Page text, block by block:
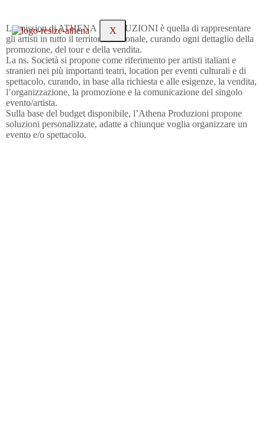
X
La mission di ATHENA PRODUZIONI è quella di rappresentare
gli artisti in tutto il territorio nazionale, curando ogni dettaglio della
promozione, del tour e della vendita.
La ns. Società si propone come riferimento per artisti italiani e
stranieri nei più importanti teatri, location per eventi culturali e di
spettacolo, curando, in base alla richiesta e alle esigenze, la vendita,
l’organizzazione, la promozione e la comunicazione del singolo
evento/artista.
Sulla base del budget disponibile, l’Athena Produzioni propone
soluzioni personalizzate, adatte a chiunque voglia organizzare un
evento e/o spettacolo.